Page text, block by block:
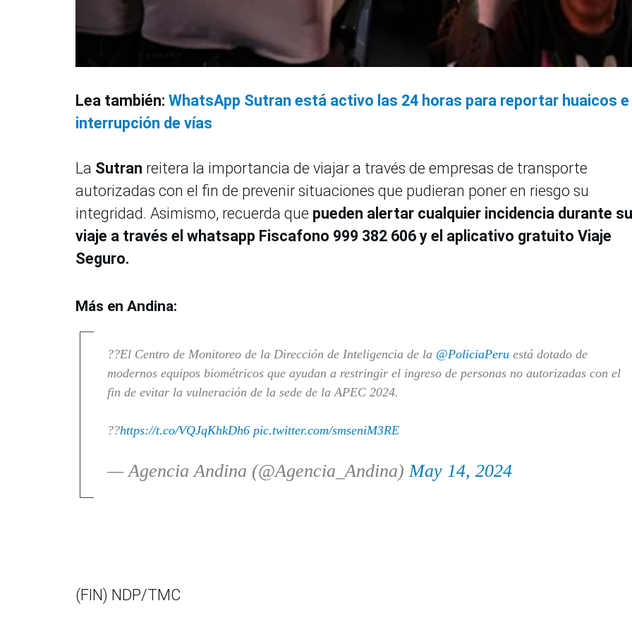
Lea también: WhatsApp Sutran está activo las 24 horas para reportar huaicos e
interrupción de vías
La Sutran reitera la importancia de viajar a través de empresas de transporte
autorizadas con el fin de prevenir situaciones que pudieran poner en riesgo su
integridad. Asimismo, recuerda que pueden alertar cualquier incidencia durante su
viaje a través el whatsapp Fiscafono 999 382 606 y el aplicativo gratuito Viaje
Seguro.
Más en Andina:
??El Centro de Monitoreo de la Dirección de Inteligencia de la @PoliciaPeruestá dotado de
modernos equipos biométricos que ayudan a restringir el ingreso de personas no autorizadas con el
fin de evitar la vulneración de la sede de la APEC 2024.
??https://t.co/VQJqKhkDh6 pic.twitter.com/smseniM3RE
— Agencia Andina (@Agencia_Andina)May 14, 2024
(FIN) NDP/TMC